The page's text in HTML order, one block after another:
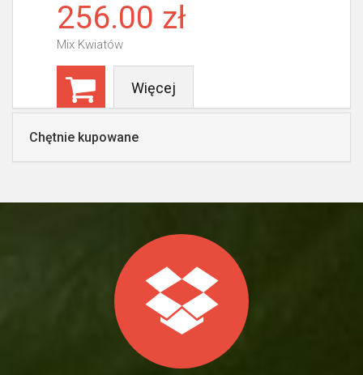
256.00 zł
Mix Kwiatów
Więcej
Chętnie kupowane